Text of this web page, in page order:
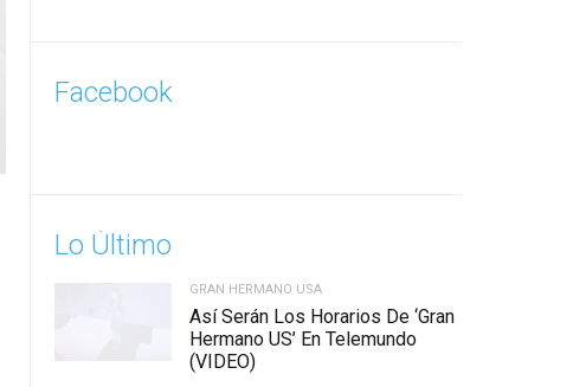
Facebook
Lo Último
GRAN HERMANO USA
Así Serán Los Horarios De ‘Gran
Hermano US’ En Telemundo
(VIDEO)